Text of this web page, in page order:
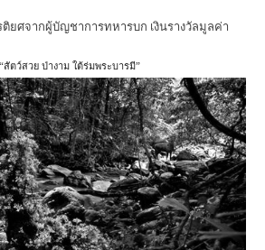
ติยศจากผู้บัญชาการทหารบก เงินรางวัลมูลค่า
“สัตว์สวย ป่างาม ใต้ร่มพระบารมี”